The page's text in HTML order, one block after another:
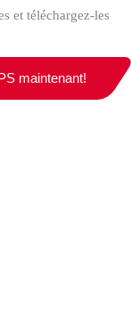
et téléchargez-les
maintenant!